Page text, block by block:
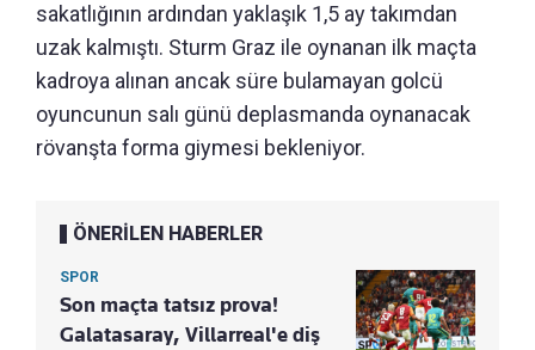
sakatlığının ardından yaklaşık 1,5 ay takımdan
uzak kalmıştı. Sturm Graz ile oynanan ilk maçta
kadroya alınan ancak süre bulamayan golcü
oyuncunun salı günü deplasmanda oynanacak
rövanşta forma giymesi bekleniyor.
ÖNERİLEN HABERLER
SPOR
Son maçta tatsız prova!
Galatasaray, Villarreal'e diş